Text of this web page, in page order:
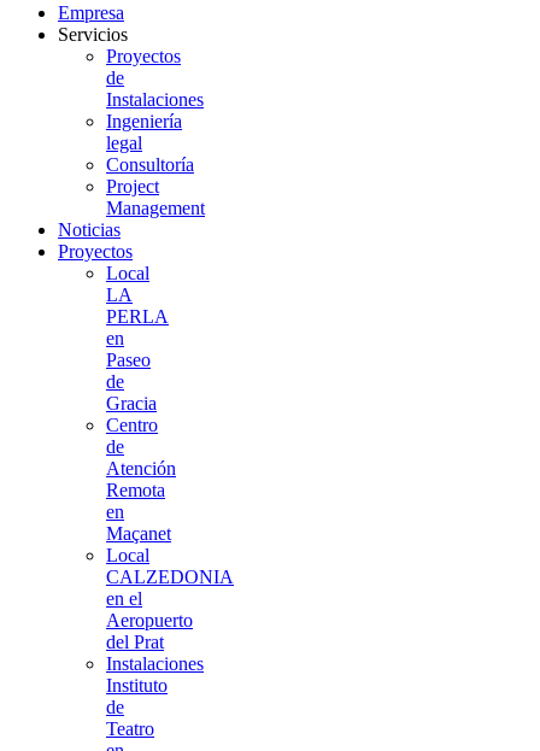
Empresa
Servicios
Proyectos
de
Instalaciones
Ingeniería
legal
Consultoría
Project
Management
Noticias
Proyectos
Local
LA
PERLA
en
Paseo
de
Gracia
Centro
de
Atención
Remota
en
Maçanet
Local
CALZEDONIA
en el
Aeropuerto
del Prat
Instalaciones
Instituto
de
Teatro